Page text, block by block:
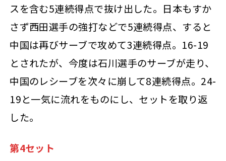
スを含む5連続得点で抜け出した。日本もすか
さず西田選手の強打などで5連続得点、すると
中国は再びサーブで攻めて3連続得点。16-19
とされたが、今度は石川選手のサーブが走り、
中国のレシーブを次々に崩して8連続得点。24-
19と一気に流れをものにし、セットを取り返
した。
第4セット